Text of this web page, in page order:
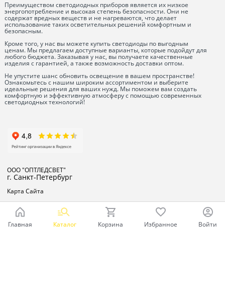
Преимуществом светодиодных приборов является их низкое
энергопотребление и высокая степень безопасности. Они не
содержат вредных веществ и не нагреваются, что делает
использование таких осветительных решений комфортным и
безопасным.
Кроме того, у нас вы можете купить светодиоды по выгодным
ценам. Мы предлагаем доступные варианты, которые подойдут для
любого бюджета. Заказывая у нас, вы получаете качественные
изделия с гарантией, а также возможность доставки оптом.
Не упустите шанс обновить освещение в вашем пространстве!
Ознакомьтесь с нашим широким ассортиментом и выберите
идеальные решения для ваших нужд. Мы поможем вам создать
комфортную и эффективную атмосферу с помощью современных
светодиодных технологий!
ООО "ОПТЛЕДСВЕТ"
г. Санкт-Петербург
Карта Сайта
Главная Каталог Корзина Избранное Войти